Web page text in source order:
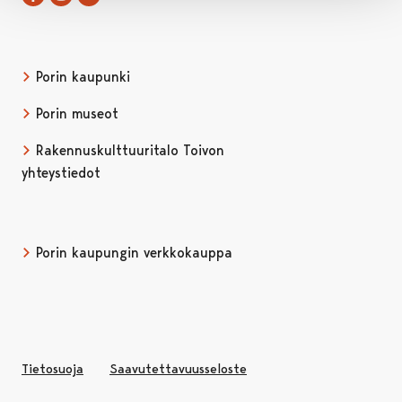
Porin kaupunki
Porin museot
Rakennuskulttuuritalo Toivon
yhteystiedot
Porin kaupungin verkkokauppa
Tietosuoja Saavutettavuusseloste